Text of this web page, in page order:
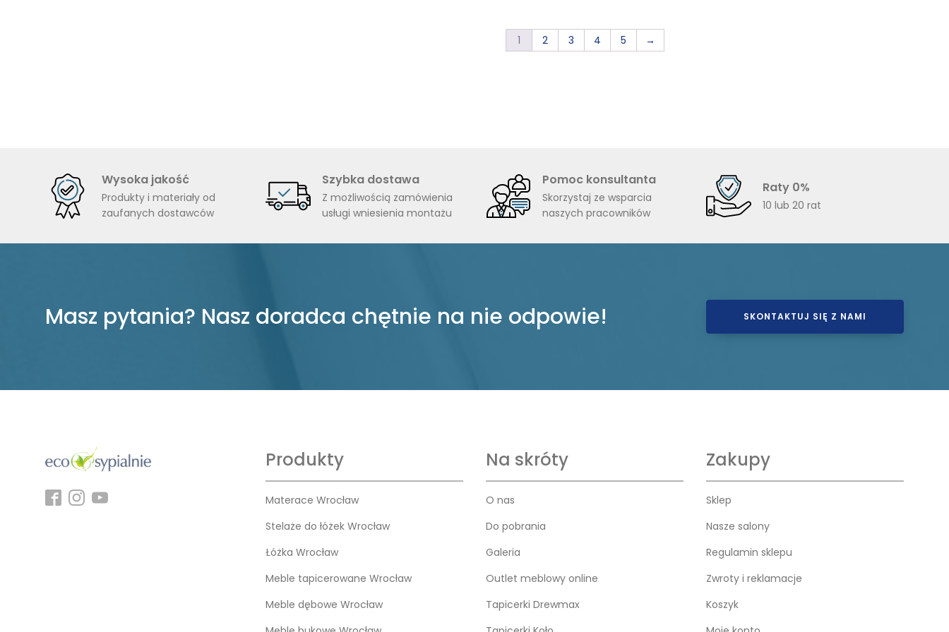
1 2 3 4 5 →
Wysoka jakość
Produkty i materiały od
zaufanych dostawców
Szybka dostawa
Z możliwością zamówienia
usługi wniesienia montażu
Pomoc konsultanta
Skorzystaj ze wsparcia
naszych pracowników
Raty 0%
10 lub 20 rat
Masz pytania? Nasz doradca chętnie na nie odpowie! SKONTAKTUJ SIĘ Z NAMI
Produkty
Materace Wrocław
Stelaże do łóżek Wrocław
Łóżka Wrocław
Meble tapicerowane Wrocław
Meble dębowe Wrocław
Na skróty
O nas
Do pobrania
Galeria
Outlet meblowy online
Tapicerki Drewmax
Zakupy
Sklep
Nasze salony
Regulamin sklepu
Zwroty i reklamacje
Koszyk